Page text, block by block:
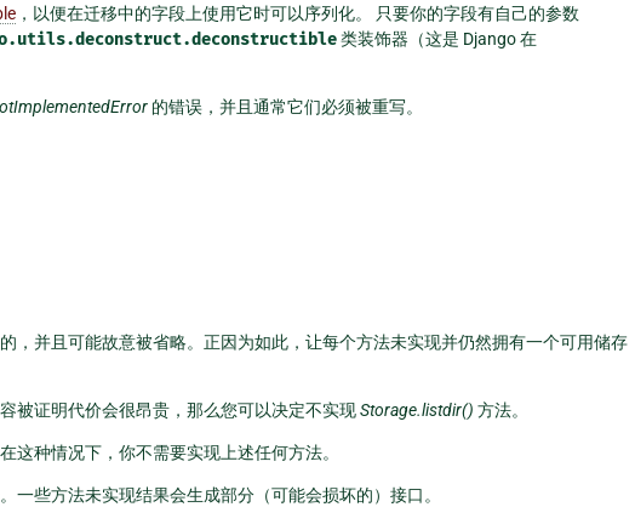
，以便在迁移中的字段上使用它时可以序列化。 只要你的字段有自己的参数
类装饰器（这是 Django 在
的错误，并且通常它们必须被重写。
，并且可能故意被省略。正因为如此，让每个方法未实现并仍然拥有一个可用储存
被证明代价会很昂贵，那么您可以决定不实现Storage.listdir() 方法。
这种情况下，你不需要实现上述任何方法。
一些方法未实现结果会生成部分（可能会损坏的）接口。